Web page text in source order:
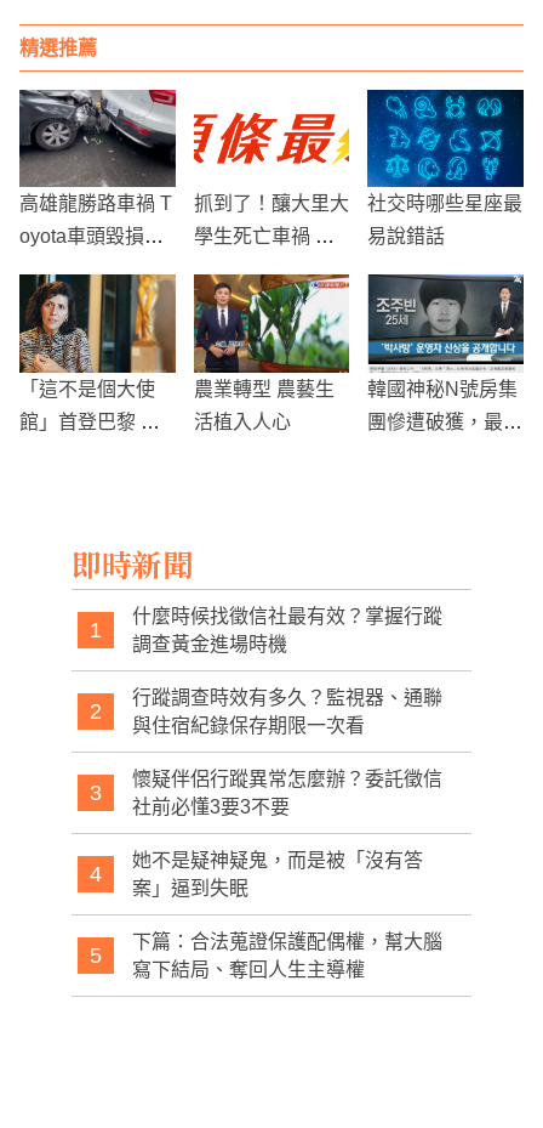
精選推薦
高雄龍勝路車禍 T
oyota車頭毀損嚴
重 Volvo僅輕微損
傷——車輛堅固度
引發關注
抓到了！釀大里大
學生死亡車禍 駕
駛脫口「唉呦、算
了」肇逃
社交時哪些星座最
易說錯話
「這不是個大使
館」首登巴黎 台
農業轉型 農藝生
活植入人心
韓國神秘N號房集
團慘遭破獲，最大
即時新聞
1
什麼時候找徵信社最有效？掌握行蹤
調查黃金進場時機
2
行蹤調查時效有多久？監視器、通聯
與住宿紀錄保存期限一次看
3
懷疑伴侶行蹤異常怎麼辦？委託徵信
社前必懂3要3不要
4
她不是疑神疑鬼，而是被「沒有答
案」逼到失眠
5
下篇：合法蒐證保護配偶權，幫大腦
寫下結局、奪回人生主導權